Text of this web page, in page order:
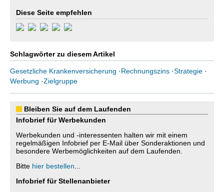
Diese Seite empfehlen
Schlagwörter zu diesem Artikel
Gesetzliche Krankenversicherung ·Rechnungszins ·Strategie ·
Werbung ·Zielgruppe
Bleiben Sie auf dem Laufenden
Infobrief für Werbekunden
Werbekunden und -interessenten halten wir mit einem
regelmäßigen Infobrief per E-Mail über Sonderaktionen und
besondere Werbemöglichkeiten auf dem Laufenden.
Bitte hier bestellen
Infobrief für Stellenanbieter